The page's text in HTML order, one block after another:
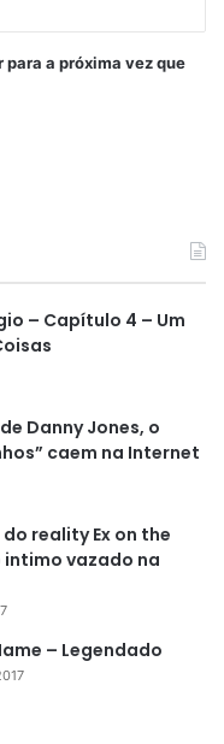
a próxima vez que
– Capítulo 4 – Um
Danny Jones, o
caem na Internet
reality Ex on the
intimo vazado na
– Legendado